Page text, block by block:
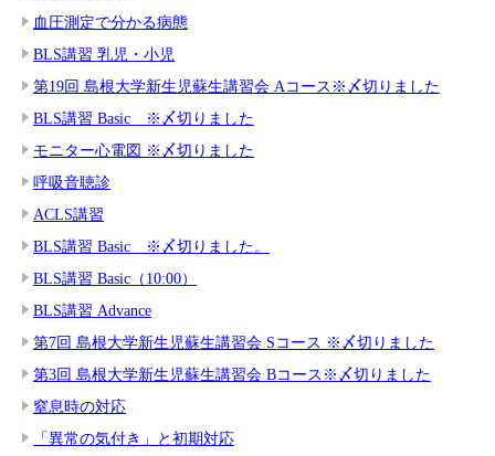
血圧測定で分かる病態
BLS講習 乳児・小児
第19回 島根大学新生児蘇生講習会 Aコース※〆切りました
BLS講習 Basic ※〆切りました
モニター心電図 ※〆切りました
呼吸音聴診
ACLS講習
BLS講習 Basic ※〆切りました。
BLS講習 Basic（10:00）
BLS講習 Advance
第7回 島根大学新生児蘇生講習会 Sコース ※〆切りました
第3回 島根大学新生児蘇生講習会 Bコース※〆切りました
窒息時の対応
「異常の気付き」と初期対応